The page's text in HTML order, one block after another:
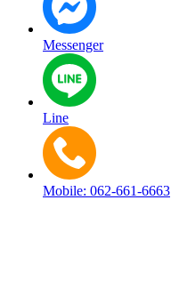
Messenger
Line
Mobile: 062-661-6663